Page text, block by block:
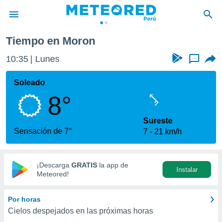
de
ha sido
calidad.
a este
las
y
digital
basada
Tiempo en Moron
10:35 Lunes ...
Soleado
8°
Sensación de 7°
Sureste
7
21 km/h
¡Descarga GRATIS la app de
Meteored!
Instalar
Por horas
Cielos despejados en las próximas horas